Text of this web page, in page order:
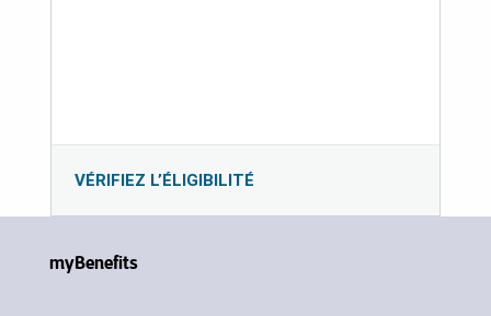
VÉRIFIEZ L’ÉLIGIBILITÉ
myBenefits